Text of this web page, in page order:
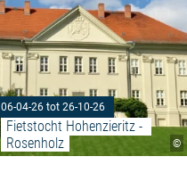
©
06-04-26 tot 26-10-26
Fietstocht Hohenzieritz -
Rosenholz